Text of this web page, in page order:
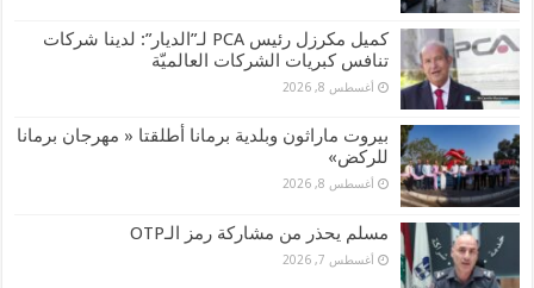
كميل مكرزل رئيس PCA لـ”الديار”: لدينا شركات
تنافس كبريات الشركات العالميّة
أغسطس 8, 2026
بيروت ماراثون وبلدية برمانا أطلقتا « مهرجان برمانا
للركض»
أغسطس 8, 2026
مسلم يحذر من مشاركة رمز الـOTP
أغسطس 7, 2026